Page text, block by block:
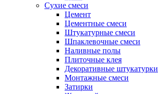
Сухие смеси
Цемент
Цементные смеси
Штукатурные смеси
Шпаклевочные смеси
Наливные полы
Плиточные клея
Декоративные штукатурки
Монтажные смеси
Затирки